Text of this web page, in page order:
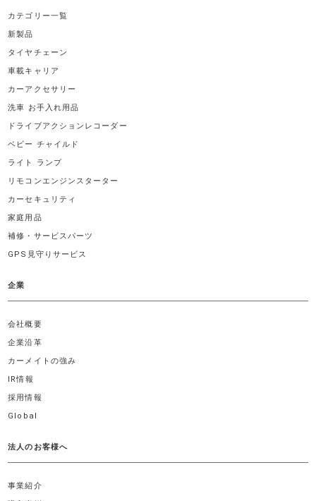
カテゴリー一覧
新製品
タイヤチェーン
車載キャリア
カーアクセサリー
洗車 お手入れ用品
ドライブアクションレコーダー
ベビー チャイルド
ライト ランプ
リモコンエンジンスターター
カーセキュリティ
家庭用品
補修・サービスパーツ
GPS見守りサービス
企業
会社概要
企業沿革
カーメイトの強み
IR情報
採用情報
Global
法人のお客様へ
事業紹介